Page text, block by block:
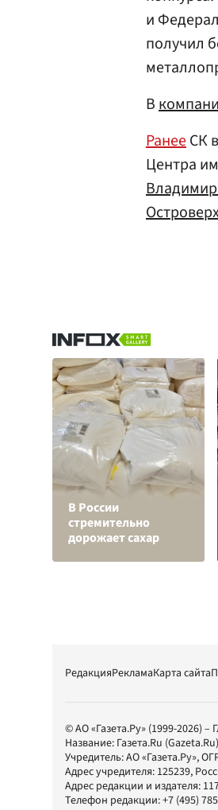
и
получил
В
РанееСК
Центра
В России
стремительно
дорожает сахар
РедакцияРекламаКарта сайта
© АО «Газета.Ру» (1999-2026) –
Название: Газета.Ru (Gazeta.Ru)
Учредитель:АО «Газета.Ру»,
Адрес учредителя: 125239,
Адрес редакции и издателя:
Телефон редакции:+7 (495)